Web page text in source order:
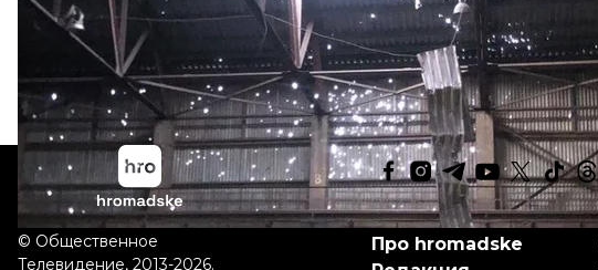
Про hromadske
Все права защищены:
© Общественное
Телевидение, 2013-2026.